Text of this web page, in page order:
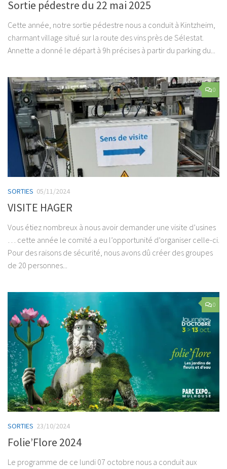
Sortie pédestre du 22 mai 2025
Cette année, notre sortie pédestre nous a conduit à Kintzheim,
charmant village situé sur la route des vins près de Sélestat.
Annette a donné le départ à 9h précises à partir du parking du...
0
SORTIES 05/11/2024
VISITE HAGER
Vous étiez nombreux à nous avoir demander une visite d’usines
… cette année le comité a eu l’opportunité d’organiser celle-ci.
Pour des raisons de sécurité, nous avons dû créer des groupes
de 20 personnes...
0
SORTIES 23/10/2024
Folie’Flore 2024
Le programme de ce lundi 07 octobre nous a conduit aux